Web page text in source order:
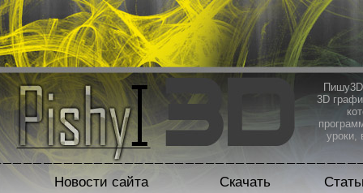
3D
уроки,
Новости сайта Скачать